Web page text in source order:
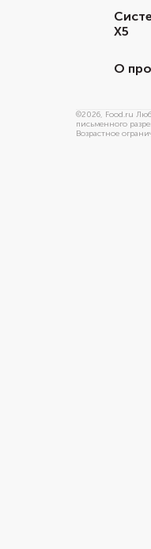
Х5
О
©2026, Food.ru
письменного
Возрастное